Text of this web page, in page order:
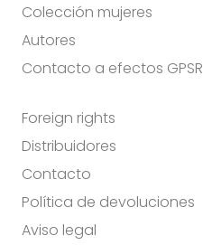
Colección mujeres
Autores
Contacto a efectos GPSR
Foreign rights
Distribuidores
Contacto
Política de devoluciones
Aviso legal